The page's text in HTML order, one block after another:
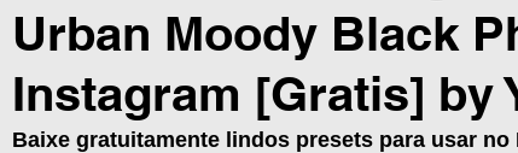
Top PicsArt WhatsApp Windows Edição de
Artificial
Urban Moody Black
Instagram [Gratis] by
Baixe gratuitamente lindos presets para usar